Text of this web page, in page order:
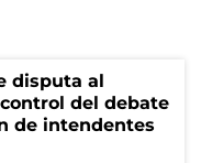
disputa al
del debate
de intendentes